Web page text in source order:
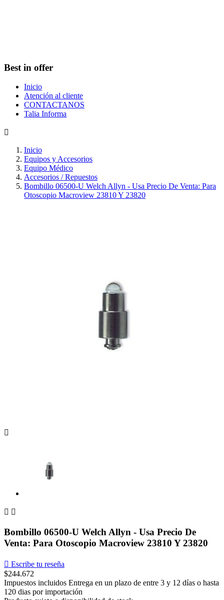
Best in offer
Inicio
Atención al cliente
CONTACTANOS
Talia Informa

Inicio
Equipos y Accesorios
Equipo Médico
Accesorios / Repuestos
Bombillo 06500-U Welch Allyn - Usa Precio De Venta: Para
Otoscopio Macroview 23810 Y 23820

 
Bombillo 06500-U Welch Allyn - Usa Precio De
Venta: Para Otoscopio Macroview 23810 Y 23820
 Escribe tu reseña
$244.672
Impuestos incluidos Entrega en un plazo de entre 3 y 12 días o hasta
120 dias por importación